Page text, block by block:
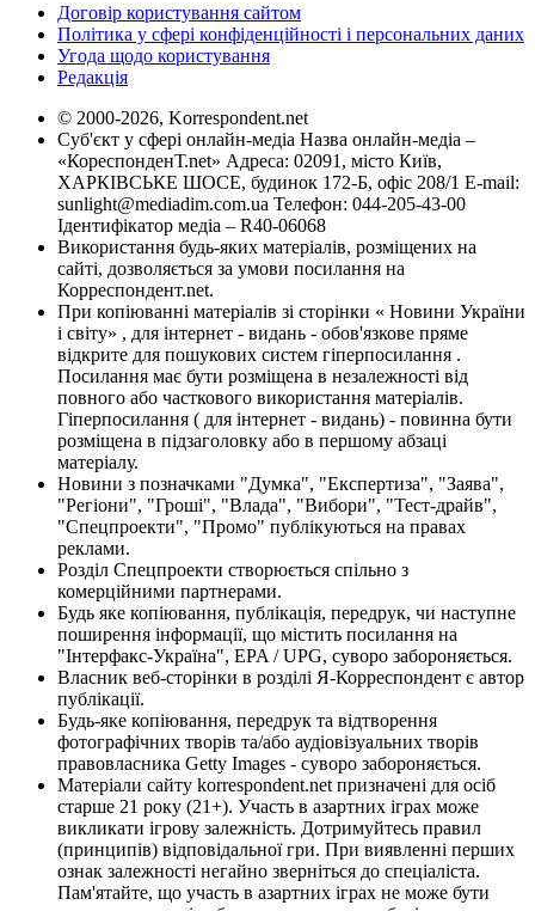
Договір користування сайтом
Політика у сфері конфіденційності і персональних даних
Угода щодо користування
Редакція
© 2000-2026, Korrespondent.net
Суб'єкт у сфері онлайн-медіа Назва онлайн-медіа –
«КореспонденТ.net» Адреса: 02091, місто Київ,
ХАРКІВСЬКЕ ШОСЕ, будинок 172-Б, офіс 208/1 E-mail:
sunlight@mediadim.com.ua Телефон: 044-205-43-00
Ідентифікатор медіа – R40-06068
Використання будь-яких матеріалів, розміщених на
сайті, дозволяється за умови посилання на
Корреспондент.net.
При копіюванні матеріалів зі сторінки « Новини України
і світу» , для інтернет - видань - обов'язкове пряме
відкрите для пошукових систем гіперпосилання .
Посилання має бути розміщена в незалежності від
повного або часткового використання матеріалів.
Гіперпосилання ( для інтернет - видань) - повинна бути
розміщена в підзаголовку або в першому абзаці
матеріалу.
Новини з позначками "Думка", "Експертиза", "Заява",
"Регіони", "Гроші", "Влада", "Вибори", "Тест-драйв",
"Спецпроекти", "Промо" публікуються на правах
реклами.
Розділ Спецпроекти створюється спільно з
комерційними партнерами.
Будь яке копіювання, публікація, передрук, чи наступне
поширення інформації, що містить посилання на
"Інтерфакс-Україна", EPA / UPG, суворо забороняється.
Власник веб-сторінки в розділі Я-Корреспондент є автор
публікації.
Будь-яке копіювання, передрук та відтворення
фотографічних творів та/або аудіовізуальних творів
правовласника Getty Images - суворо забороняється.
Матеріали сайту korrespondent.net призначені для осіб
старше 21 року (21+). Участь в азартних іграх може
викликати ігрову залежність. Дотримуйтесь правил
(принципів) відповідальної гри. При виявленні перших
ознак залежності негайно зверніться до спеціаліста.
Пам'ятайте, що участь в азартних іграх не може бути